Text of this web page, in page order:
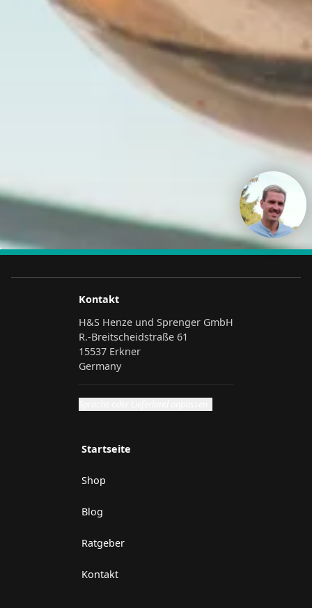
Kontakt
H&S Henze und Sprenger GmbH
R.-Breitscheidstraße 61
15537 Erkner
Germany
Startseite
Shop
Blog
Ratgeber
Kontakt